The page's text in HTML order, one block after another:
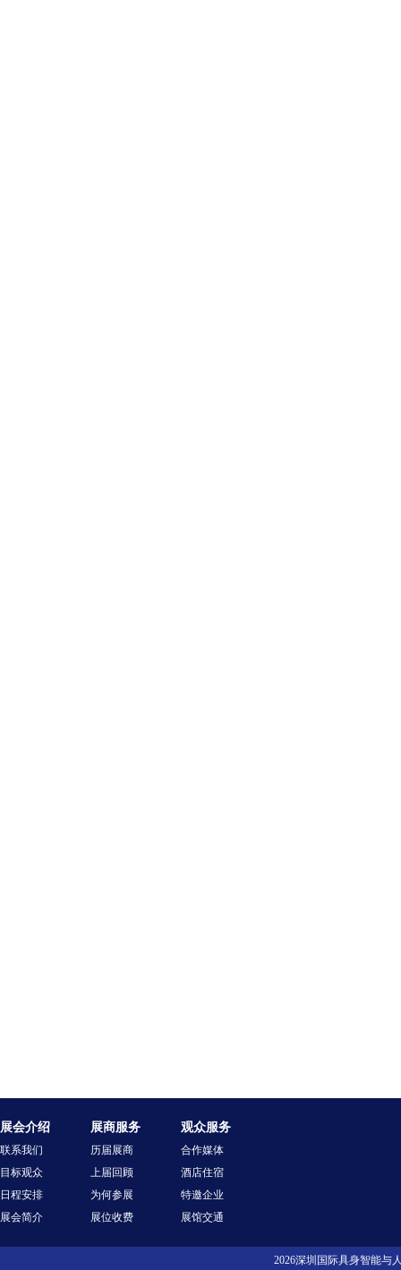
展会介绍
联系我们
目标观众
日程安排
展会简介
展商服务
历届展商
上届回顾
为何参展
展位收费
观众服务
合作媒体
酒店住宿
特邀企业
展馆交通
2026深圳国际具身智能与